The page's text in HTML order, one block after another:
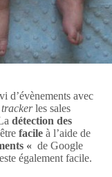
d’évènements avec
trackerles sales
détection des
facile à l’aide de
« de Google
également facile.